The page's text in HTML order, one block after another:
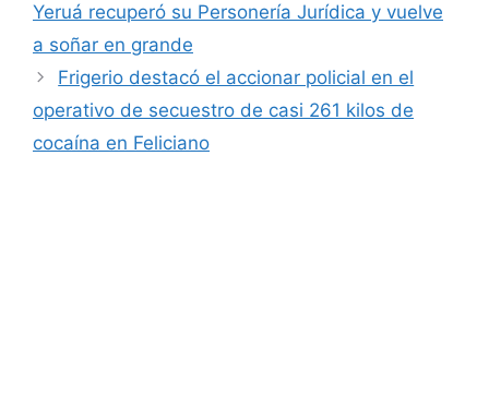
Yeruá recuperó su Personería Jurídica y vuelve
a soñar en grande
Frigerio destacó el accionar policial en el
operativo de secuestro de casi 261 kilos de
cocaína en Feliciano